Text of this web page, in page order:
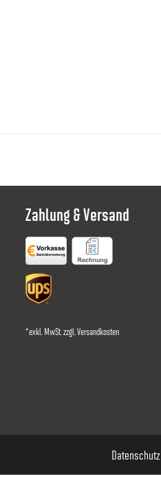
Zahlung & Versand
*exkl. MwSt. zzgl.Versandkosten
Datenschutz